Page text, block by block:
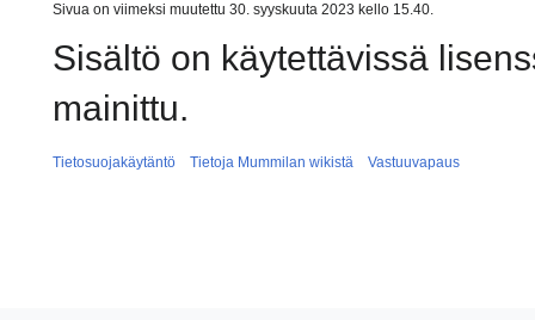
Sivua on viimeksi muutettu 30. syyskuuta 2023 kello 15.40.
Sisältö on käytettävissä
mainittu.
Tietosuojakäytäntö Tietoja Mummilan wikistä Vastuuvapaus